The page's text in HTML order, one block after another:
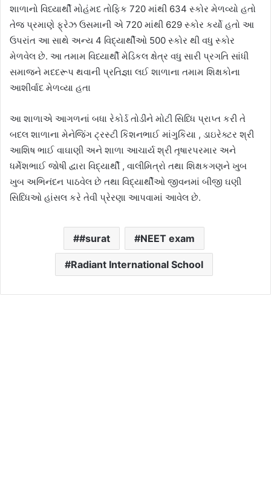
શાળાનો વિધ્યાર્થી મોહંમદ તોફિક 720 માંથી 634 સ્કોર મેળવ્યો હતો
તેજ પ્રમાણે ફ્રેઝ ઉસમાની એ 720 માંથી 629 સ્કોર કર્યો હતો આ
ઉપરાંત આ સાથે અન્ય 4 વિદ્યાર્થીઓ 500 સ્કોર થી વધુ સ્કોર
મેળવેલ છે. આ તમામ વિધ્યાર્થી મેડિકલ ક્ષેત્ર વધુ સારી પ્રગતિ સાંધી
સમાજને મદદરૂપ થવાની પ્રતિજ્ઞા લઈ શાળાના તમામ શિક્ષકોના
આશીર્વાદ મેળવ્યા હતા
આ શાળાએ આગળનાં બધા રેકોર્ડ તોડીને મોટી સિધ્ધિ પ્રાપ્ત કરી તે
બદલ શાળાના મેનેજિંગ ટ્રસ્ટી કિશનભાઈ માંગુકિયા , ડાઇરેક્ટર શ્રી
આશિષ ભાઈ વાઘાણી અને શાળા આચાર્ય શ્રી તૃષારપરમાર અને
ધર્મેશભાઈ જોષી દ્વારા વિદ્યાર્થી , વાલીમિત્રો તથા શિક્ષકગણને ખુબ
ખુબ અભિનંદન પાઠવેલ છે તથા વિદ્યાર્થીઓ જીવનમાં બીજી ઘણી
સિધ્ધિઓ હાંસલ કરે તેવી પ્રેરણા આપવામાં આવેલ છે.
#surat NEET exam
Radiant International School